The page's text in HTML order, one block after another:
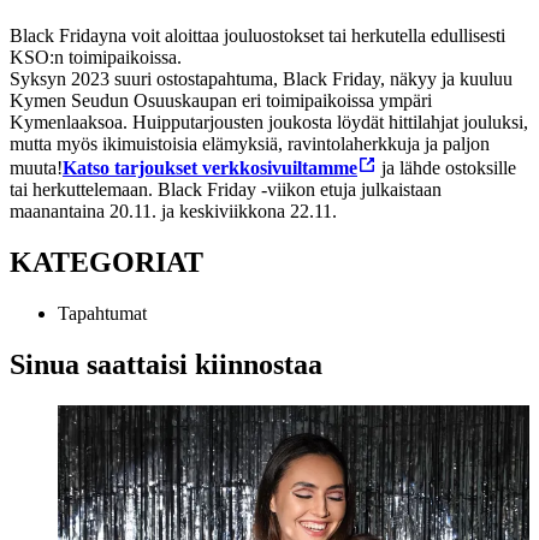
Black Fridayna voit aloittaa jouluostokset tai herkutella edullisesti
KSO:n toimipaikoissa.
Syksyn 2023 suuri ostostapahtuma, Black Friday, näkyy ja kuuluu
Kymen Seudun Osuuskaupan eri toimipaikoissa ympäri
Kymenlaaksoa. Huipputarjousten joukosta löydät hittilahjat jouluksi,
mutta myös ikimuistoisia elämyksiä, ravintolaherkkuja ja paljon
muuta!Katso tarjoukset verkkosivuiltamme
ja lähde ostoksille
tai herkuttelemaan. Black Friday -viikon etuja julkaistaan
maanantaina 20.11. ja keskiviikkona 22.11.
KATEGORIAT
Tapahtumat
Sinua saattaisi kiinnostaa